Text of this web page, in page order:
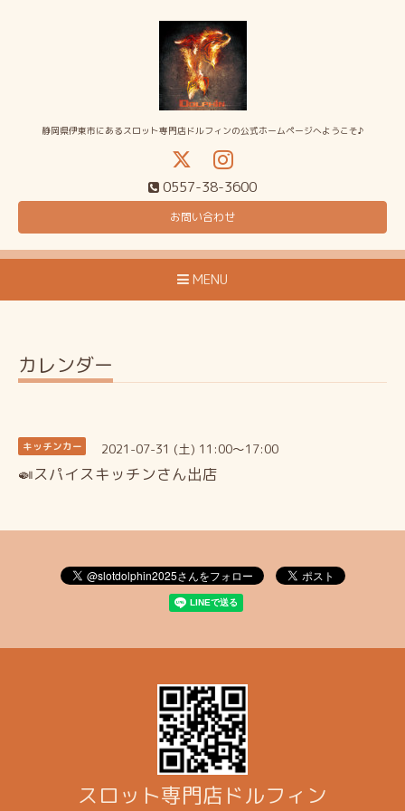
静岡県伊東市にあるスロット専門店ドルフィンの公式ホームページへようこそ♪
0557-38-3600
お問い合わせ
MENU
カレンダー
キッチンカー 2021-07-31 (土) 11:00～17:00
🍛スパイスキッチンさん出店
スロット専門店ドルフィン